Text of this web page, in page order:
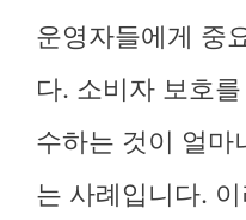
운영자들에게 중
다. 소비자 보호
수하는 것이 얼마
는 사례입니다.